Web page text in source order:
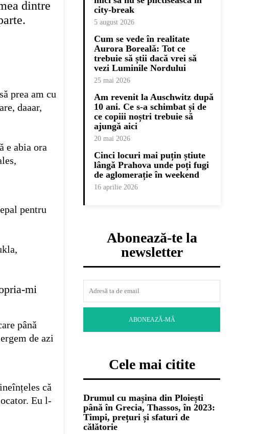
dintre
prea am cu
daaar,
e abia ora
pentru
mi
până
de azi
că
Eu l-
city-break
5 august 2026
Cum se vede în realitate
Aurora Boreală: Tot ce
trebuie să știi dacă vrei să
vezi Luminile Nordului
25 mai 2026
Am revenit la Auschwitz după
10 ani. Ce s-a schimbat și de
ce copiii noștri trebuie să
ajungă aici
20 mai 2026
Cinci locuri mai puțin știute
lângă Prahova unde poți fugi
de aglomerație în weekend
16 aprilie 2026
Abonează-te la
newsletter
ABONEAZĂ-MĂ
Cele mai citite
Drumul cu mașina din Ploiești
până în Grecia, Thassos, în 2023:
Timpi, prețuri și sfaturi de
călătorie